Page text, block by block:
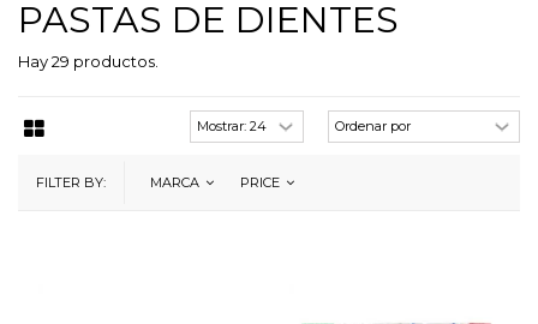
PASTAS DE DIENTES
Hay 29 productos.
FILTER BY: MARCA PRICE